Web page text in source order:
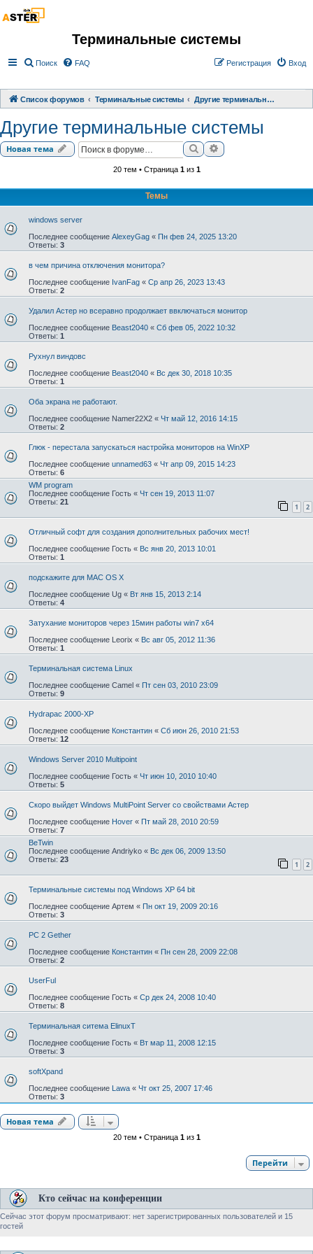
Терминальные системы
Поиск FAQ Вход
Регистрация
Список форумов Терминальные системы Другие терминальные системы
Другие терминальные системы
Новая тема ПоискРасширенный поиск
20 тем • Страница 1из 1
Темы
windows server
Последнее сообщение AlexeyGag « Пн фев 24, 2025 13:20
Ответы: 3
в чем причина отключения монитора?
Последнее сообщение IvanFag « Ср апр 26, 2023 13:43
Ответы: 2
Удалил Астер но всеравно продолжает ввключаться монитор
Последнее сообщение Beast2040 « Сб фев 05, 2022 10:32
Ответы: 1
Рухнул виндовс
Последнее сообщение Beast2040 « Вс дек 30, 2018 10:35
Ответы: 1
Оба экрана не работают.
Последнее сообщение Namer22X2 « Чт май 12, 2016 14:15
Ответы: 2
Глюк - перестала запускаться настройка мониторов на WinXP
Последнее сообщение unnamed63 « Чт апр 09, 2015 14:23
Ответы: 6
WM program
Последнее сообщение Гость « Чт сен 19, 2013 11:07
Ответы: 21
1 2
Отличный софт для создания дополнительных рабочих мест!
Последнее сообщение Гость « Вс янв 20, 2013 10:01
Ответы: 1
подскажите для MAC OS X
Последнее сообщение Ug « Вт янв 15, 2013 2:14
Ответы: 4
Затухание мониторов через 15мин работы win7 x64
Последнее сообщение Leorix « Вс авг 05, 2012 11:36
Ответы: 1
Терминальная система Linux
Последнее сообщение Camel « Пт сен 03, 2010 23:09
Ответы: 9
Hydrapac 2000-XP
Последнее сообщение Константин « Сб июн 26, 2010 21:53
Ответы: 12
Windows Server 2010 Multipoint
Последнее сообщение Гость « Чт июн 10, 2010 10:40
Ответы: 5
Скоро выйдет Windows MultiPoint Server со свойствами Астер
Последнее сообщение Hover « Пт май 28, 2010 20:59
Ответы: 7
BeTwin
Последнее сообщение Andriyko « Вс дек 06, 2009 13:50
Ответы: 23
1 2
Терминальные системы под Windows XP 64 bit
Последнее сообщение Артем « Пн окт 19, 2009 20:16
Ответы: 3
PC 2 Gether
Последнее сообщение Константин « Пн сен 28, 2009 22:08
Ответы: 2
UserFul
Последнее сообщение Гость « Ср дек 24, 2008 10:40
Ответы: 8
Терминальная ситема ElinuxT
Последнее сообщение Гость « Вт мар 11, 2008 12:15
Ответы: 3
softXpand
Последнее сообщение Lawa « Чт окт 25, 2007 17:46
Ответы: 3
Новая тема
20 тем • Страница 1из 1
Перейти
Кто сейчас на конференции
Сейчас этот форум просматривают: нет зарегистрированных пользователей и 15
гостей